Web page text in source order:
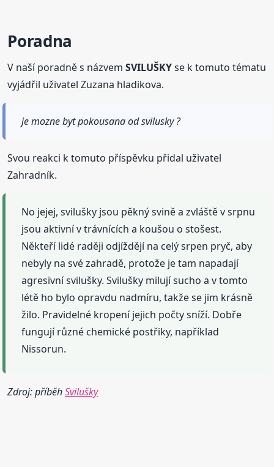
Poradna
V naší poradně s názvemSVILUŠKYse k tomuto tématu
vyjádřil uživatel Zuzana hladikova.
je mozne byt pokousana od svilusky ?
Svou reakci k tomuto příspěvku přidal uživatel
Zahradník.
No jejej, svilušky jsou pěkný svině a zvláště v srpnu
jsou aktivní v trávnících a koušou o stošest.
Někteří lidé raději odjíždějí na celý srpen pryč, aby
nebyly na své zahradě, protože je tam napadají
agresivní svilušky. Svilušky milují sucho a v tomto
létě ho bylo opravdu nadmíru, takže se jim krásně
žilo. Pravidelné kropení jejich počty sníží. Dobře
fungují různé chemické postřiky, například
Nissorun.
Zdroj: příběhSvilušky